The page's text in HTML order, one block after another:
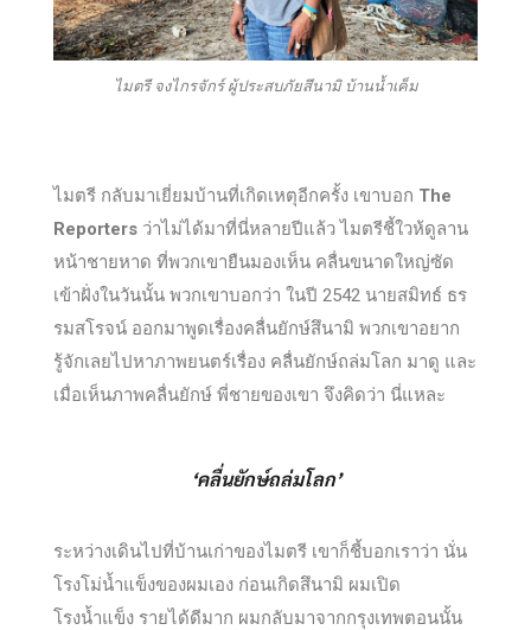
ไมตรี จงไกรจักร์ ผู้ประสบภัยสึนามิ บ้านน้ำเค็ม
ไมตรี กลับมาเยี่ยมบ้านที่เกิดเหตุอีกครั้ง เขาบอก The
Reporters ว่าไม่ได้มาที่นี่หลายปีแล้ว ไมตรีชี้ใวห้ดูลาน
หน้าชายหาด ที่พวกเขายืนมองเห็น คลื่นขนาดใหญ่ซัด
เข้าฝั่งในวันนั้น พวกเขาบอกว่า ในปี 2542 นายสมิทธ์ ธร
รมสโรจน์ ออกมาพูดเรื่องคลื่นยักษ์สึนามิ พวกเขาอยาก
รู้จักเลยไปหาภาพยนตร์เรื่อง คลื่นยักษ์ถล่มโลก มาดู และ
เมื่อเห็นภาพคลื่นยักษ์ พี่ชายของเขา จึงคิดว่า นี่แหละ
‘คลื่นยักษ์ถล่มโลก’
ระหว่างเดินไปที่บ้านเก่าของไมตรี เขาก็ชี้บอกเราว่า นั่น
โรงโม่น้ำแข็งของผมเอง ก่อนเกิดสึนามิ ผมเปิด
โรงน้ำแข็ง รายได้ดีมาก ผมกลับมาจากกรุงเทพตอนนั้น